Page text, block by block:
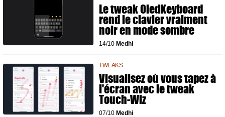
Le tweak OledKeyboard
rend le clavier vraiment
noir en mode sombre
14/10 Medhi
TWEAKS
Visualisez où vous tapez à
l'écran avec le tweak
Touch-Wiz
07/10 Medhi